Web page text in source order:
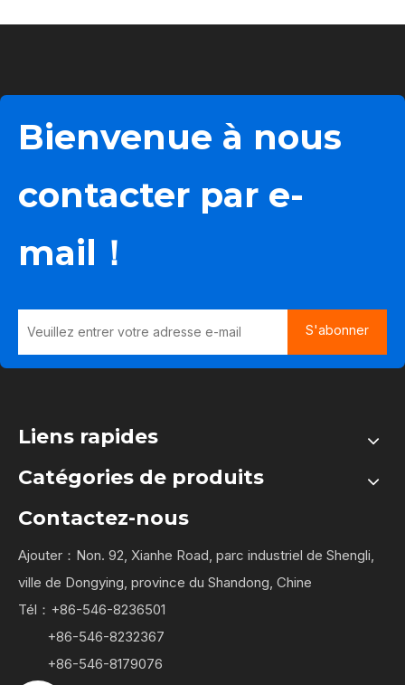
Bienvenue à nous
contacter par e-
mail！
S'abonner
Liens rapides
Catégories de produits
Contactez-nous
Ajouter：Non. 92, Xianhe Road, parc industriel de Shengli,
ville de Dongying, province du Shandong, Chine
Tél：+86-546-8236501
+86-546-8232367
+86-546-8179076